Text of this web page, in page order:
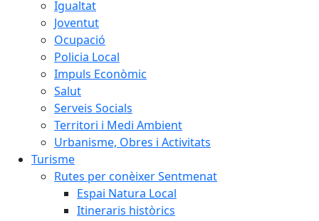
Igualtat
Joventut
Ocupació
Policia Local
Impuls Econòmic
Salut
Serveis Socials
Territori i Medi Ambient
Urbanisme, Obres i Activitats
Turisme
Rutes per conèixer Sentmenat
Espai Natura Local
Itineraris històrics